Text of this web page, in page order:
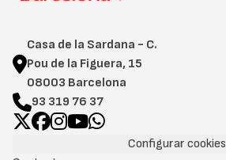
Casa de la Sardana - C.
Pou de la Figuera, 15
08003 Barcelona
93 319 76 37
Configurar cookies